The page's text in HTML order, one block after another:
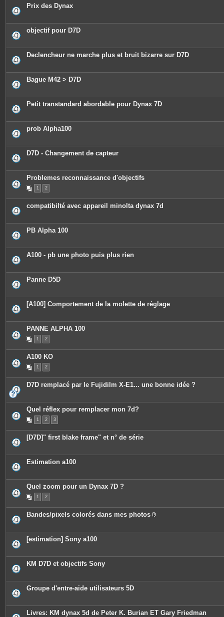
Prix des Dynax
objectif pour D7D
Declencheur ne marche plus et bruit bizarre sur D7D
Bague M42 > D7D
Petit transtandard abordable pour Dynax 7D
prob Alpha100
D7D - Changement de capteur
Problemes reconnaissance d'objectifs
1 2
compatibilté avec appareil minolta dynax 7d
PB Alpha 100
A100 - pb une photo puis plus rien
Panne D5D
[A100] Comportement de la molette de réglage
PANNE ALPHA 100
1 2
A100 KO
1 2
D7D remplacé par le Fujidilm X-E1... une bonne idée ?
Quel réflex pour remplacer mon 7d?
1 2 3
[D7D]" first blake frame" et n° de série
Estimation a100
Quel zoom pour un Dynax 7D ?
1 2
Bandes/pixels colorés dans mes photos
è
j
t
[estimation] Sony a100
KM D7D et objectifs Sony
Groupe d'entre-aide utilisateurs 5D
Livres: KM dynax 5d de Peter K. Burian ET Gary Friedman